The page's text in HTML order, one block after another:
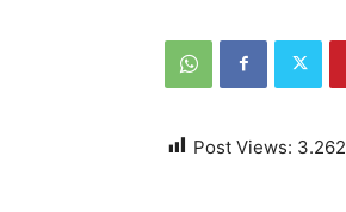
Post Views: 3.262